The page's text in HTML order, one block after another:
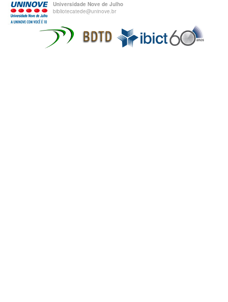
Universidade Nove de Julho
bibliotecatede@uninove.br